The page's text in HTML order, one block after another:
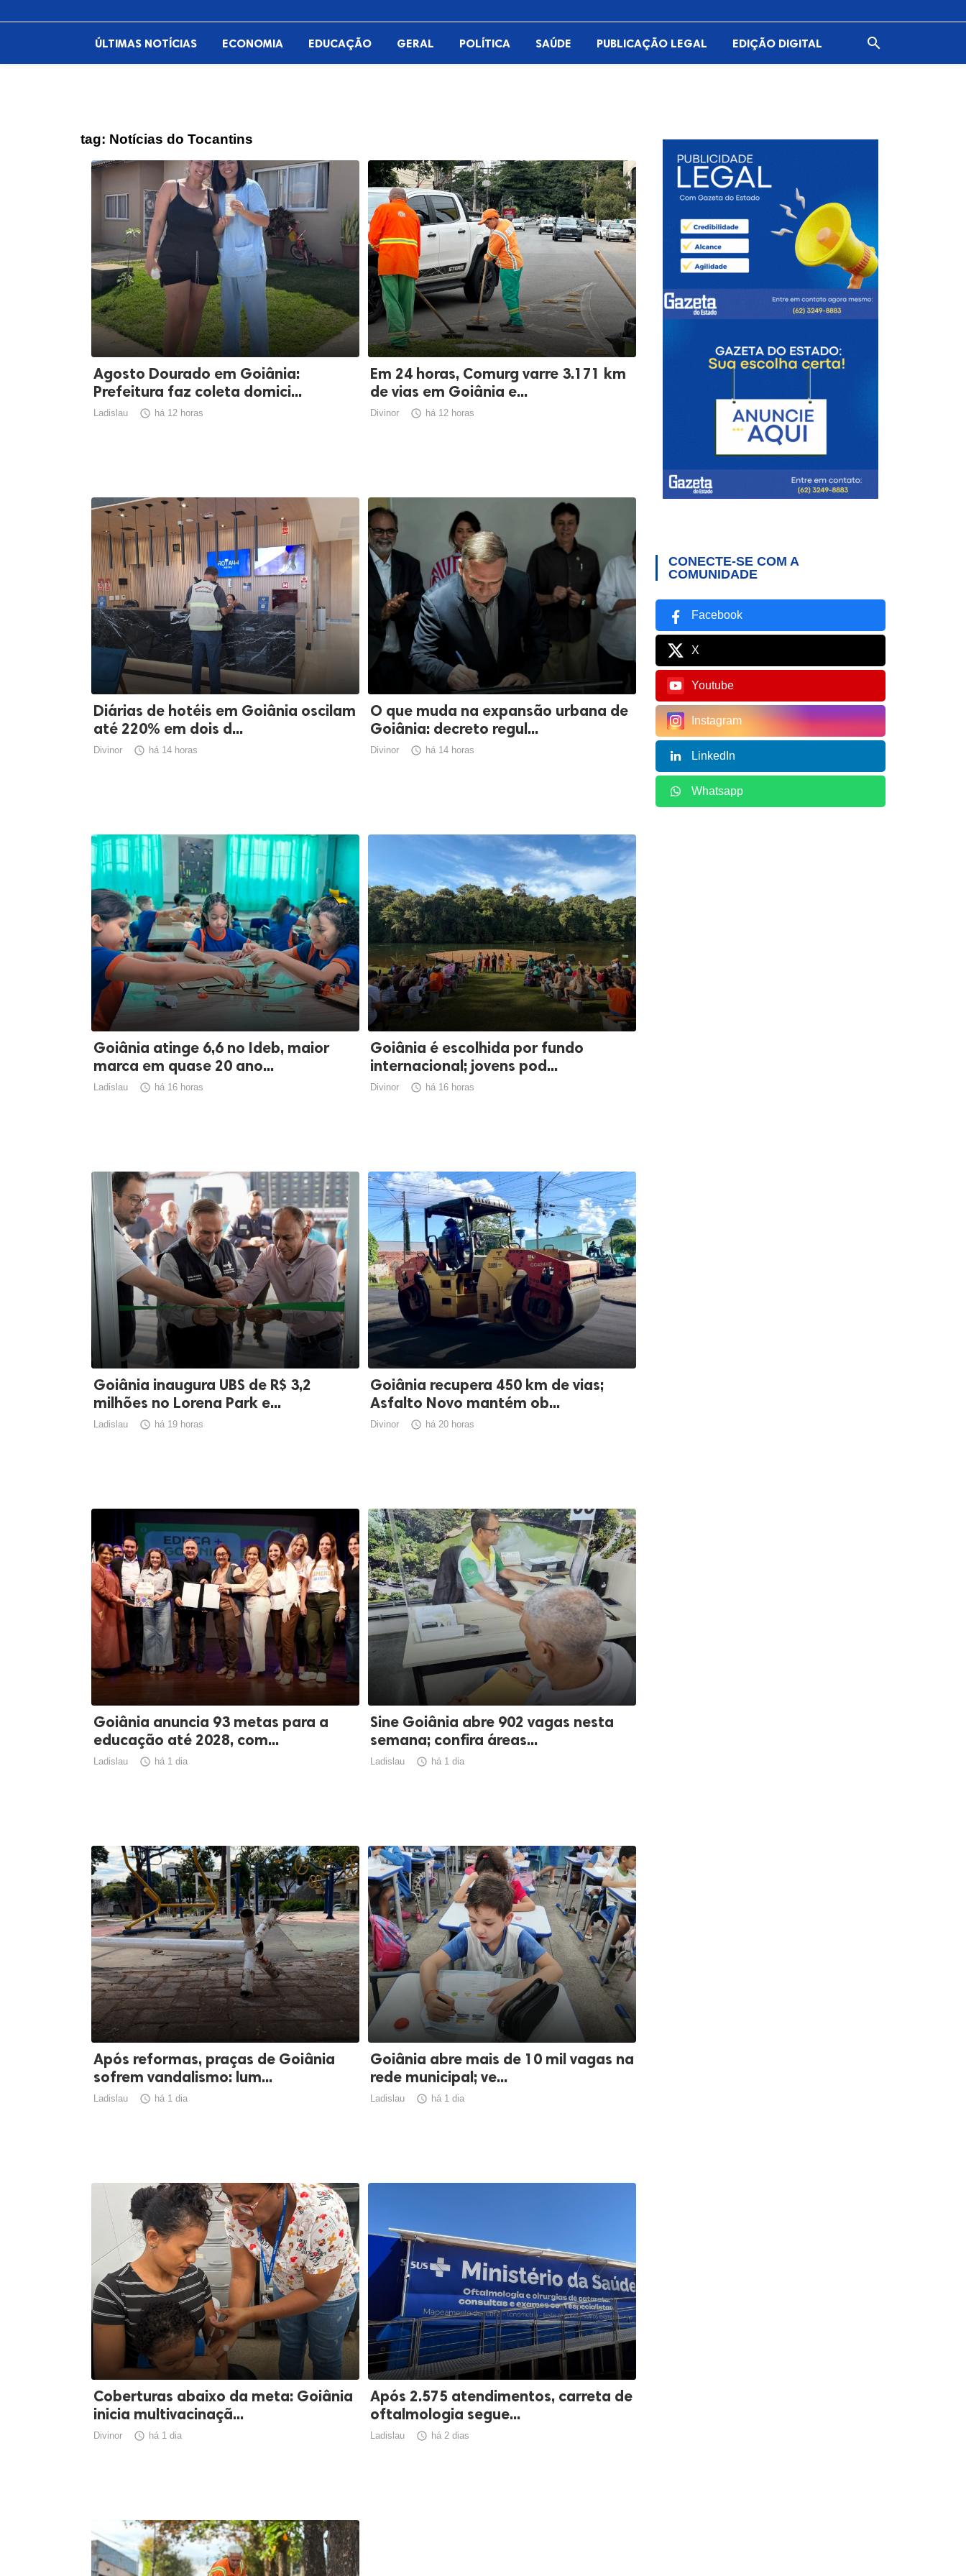
ÚLTIMAS NOTÍCIAS ECONOMIA EDUCAÇÃO GERAL POLÍTICA SAÚDE PUBLICAÇÃO LEGAL EDIÇÃO DIGITAL 
tag: Notícias do Tocantins
Agosto Dourado em Goiânia:
Prefeitura faz coleta domici...
Ladislau  há 12 horas
Em 24 horas, Comurg varre 3.171 km
de vias em Goiânia e...
Divinor  há 12 horas
Diárias de hotéis em Goiânia oscilam
até 220% em dois d...
Divinor  há 14 horas
O que muda na expansão urbana de
Goiânia: decreto regul...
Divinor  há 14 horas
Goiânia atinge 6,6 no Ideb, maior
marca em quase 20 ano...
Ladislau  há 16 horas
Goiânia é escolhida por fundo
internacional; jovens pod...
Divinor  há 16 horas
Goiânia inaugura UBS de R$ 3,2
milhões no Lorena Park e...
Ladislau  há 19 horas
Goiânia recupera 450 km de vias;
Asfalto Novo mantém ob...
Divinor  há 20 horas
Goiânia anuncia 93 metas para a
educação até 2028, com...
Ladislau  há 1 dia
Sine Goiânia abre 902 vagas nesta
semana; confira áreas...
Ladislau  há 1 dia
Após reformas, praças de Goiânia
sofrem vandalismo: lum...
Ladislau  há 1 dia
Goiânia abre mais de 10 mil vagas na
rede municipal; ve...
Ladislau  há 1 dia
Coberturas abaixo da meta: Goiânia
inicia multivacinaçã...
Divinor  há 1 dia
Após 2.575 atendimentos, carreta de
oftalmologia segue...
Ladislau  há 2 dias
CONECTE-SE COM A
COMUNIDADE
Facebook
X
Youtube
Instagram
LinkedIn
Whatsapp